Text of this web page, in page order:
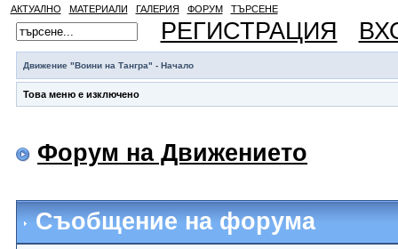
АКТУАЛНО МАТЕРИАЛИ ГАЛЕРИЯ ФОРУМ ТЪРСЕНЕ
РЕГИСТРАЦИЯ
Движение "Воини на Тангра" - Начало
Това меню е изключено
Форум на Движението
Съобщение на форума